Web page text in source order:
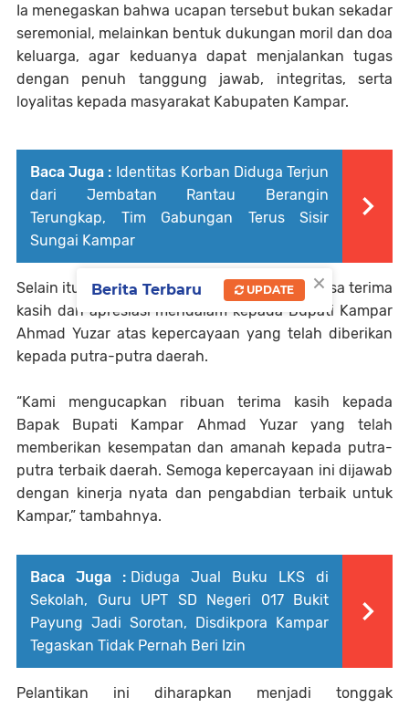
Ia menegaskan bahwa ucapan tersebut bukan sekadar
seremonial, melainkan bentuk dukungan moril dan doa
keluarga, agar keduanya dapat menjalankan tugas
dengan penuh tanggung jawab, integritas, serta
loyalitas kepada masyarakat Kabupaten Kampar.
Baca Juga : Identitas Korban Diduga Terjun
dari Jembatan Rantau Berangin
Terungkap, Tim Gabungan Terus Sisir
Sungai Kampar
Selain itu, Dt. Eri Bakri juga menyampaikan rasa terima
kasih dan apresiasi mendalam kepada Bupati Kampar
Ahmad Yuzar atas kepercayaan yang telah diberikan
kepada putra-putra daerah.
“Kami mengucapkan ribuan terima kasih kepada
Bapak Bupati Kampar Ahmad Yuzar yang telah
memberikan kesempatan dan amanah kepada putra-
putra terbaik daerah. Semoga kepercayaan ini dijawab
dengan kinerja nyata dan pengabdian terbaik untuk
Kampar,” tambahnya.
Baca Juga : Diduga Jual Buku LKS di
Sekolah, Guru UPT SD Negeri 017 Bukit
Payung Jadi Sorotan, Disdikpora Kampar
Tegaskan Tidak Pernah Beri Izin
Pelantikan ini diharapkan menjadi tonggak
×
Berita Terbaru UPDATE